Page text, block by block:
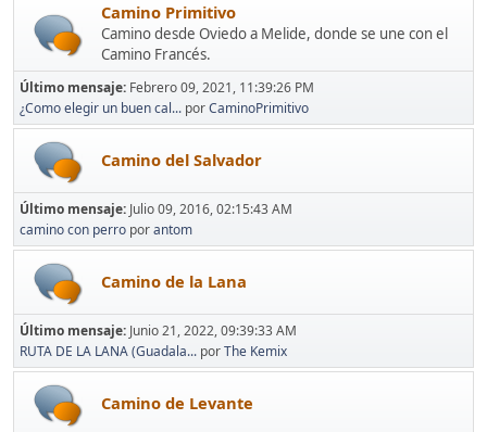
Camino Primitivo
Camino desde Oviedo a Melide, donde se une con el
Camino Francés.
Último mensaje: Febrero 09, 2021, 11:39:26 PM
¿Como elegir un buen cal... porCaminoPrimitivo
Camino del Salvador
Último mensaje: Julio 09, 2016, 02:15:43 AM
camino con perro porantom
Camino de la Lana
Último mensaje: Junio 21, 2022, 09:39:33 AM
RUTA DE LA LANA (Guadala... porThe Kemix
Camino de Levante